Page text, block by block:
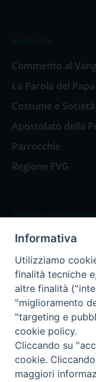
Commento al
La Parola del Papa
Costume e Società
Apostolato della
Parrocchie
Regione FVG
Agenda del
Agenda del vescovo
Informativa
Utilizziamo
finalità tecniche
altre finalità
"miglioramento
"targeting e
cookie policy.
Cliccando su
cookie.
maggiori